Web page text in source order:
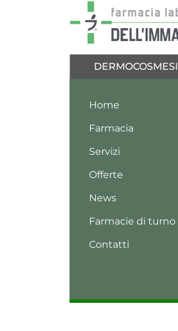
Salta al contenuto principale
DERMOCOSMESI
Home
Farmacia
Servizi
Offerte
News
Farmacie di turno
Contatti